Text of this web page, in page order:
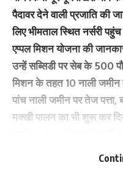
पैदावर देने वाली प्रजाति की
लिए भीमताल स्थित नर्सरी
एप्पल मिशन योजना की
उन्हें सब्सिडी पर सेब के 500
मिशन के तहत 10 नाली जमीन
पांच नाली जमीन पर तेज
मक्खी पालन का भी शुरू कर
पॉलीहाउस के जरिए सब्जियां
मधुमक्खी पालन, मशरूम